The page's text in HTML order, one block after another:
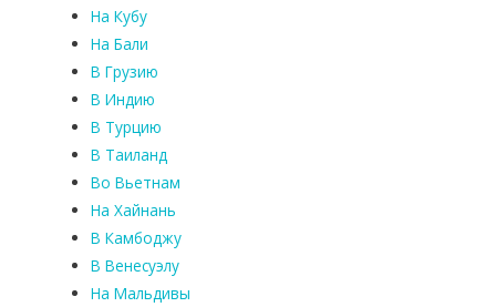
На Кубу
На Бали
В Грузию
В Индию
В Турцию
В Таиланд
Во Вьетнам
На Хайнань
В Камбоджу
В Венесуэлу
На Мальдивы